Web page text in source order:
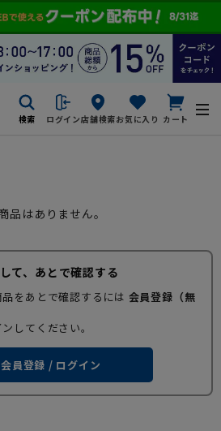
検索 ログイン店舗検索お気に入り カート
品はありません。
て、あとで確認する
をあとで確認するには 会員登録（無
してください。
員登録 / ログイン